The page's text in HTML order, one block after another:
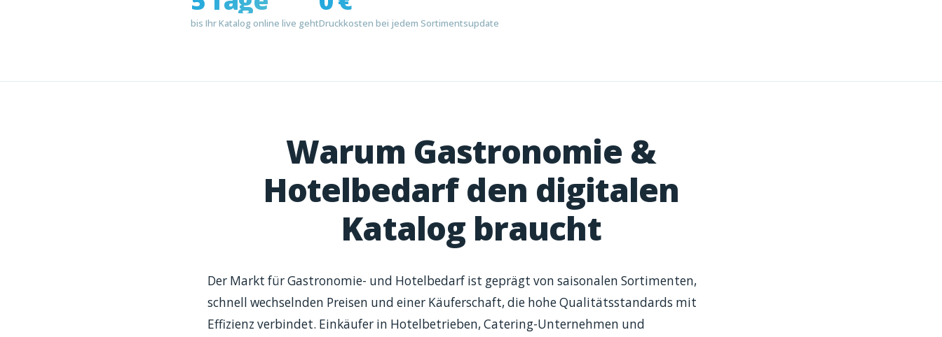
bis Ihr Katalog online live gehtDruckkosten bei jedem Sortimentsupdate
Warum Gastronomie &
Hotelbedarf den digitalen
Katalog braucht
Der Markt für Gastronomie- und Hotelbedarf ist geprägt von saisonalen Sortimenten,
schnell wechselnden Preisen und einer Käuferschaft, die hohe Qualitätsstandards mit
Effizienz verbindet. Einkäufer in Hotelbetrieben, Catering-Unternehmen und